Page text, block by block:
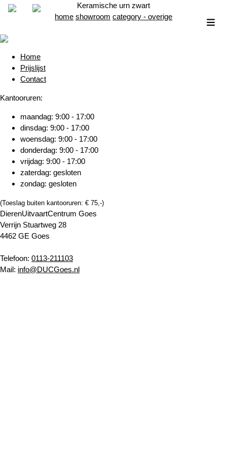
Keramische urn zwart
home showroom category - overige
Home
Prijslijst
Contact
Kantooruren:
maandag: 9:00 - 17:00
dinsdag: 9:00 - 17:00
woensdag: 9:00 - 17:00
donderdag: 9:00 - 17:00
vrijdag: 9:00 - 17:00
zaterdag: gesloten
zondag: gesloten
(Toeslag buiten kantooruren: € 75,-)
DierenUitvaartCentrum Goes
Verrijn Stuartweg 28
4462 GE Goes
Telefoon: 0113-211103
Mail: info@DUCGoes.nl